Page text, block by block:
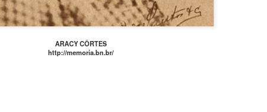
ARACY CÔRTES
http://memoria.bn.br/